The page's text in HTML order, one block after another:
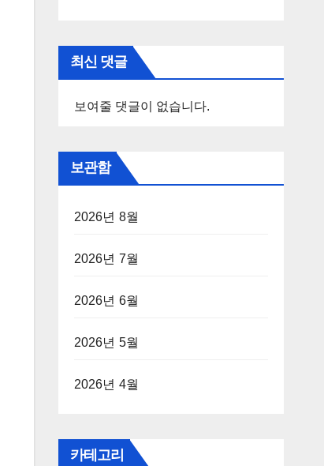
최신 댓글
보여줄 댓글이 없습니다.
보관함
2026년 8월
2026년 7월
2026년 6월
2026년 5월
2026년 4월
카테고리